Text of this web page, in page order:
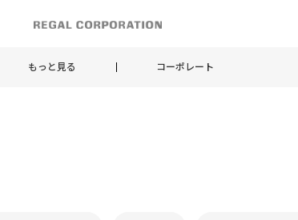
もっと見る コーポレート